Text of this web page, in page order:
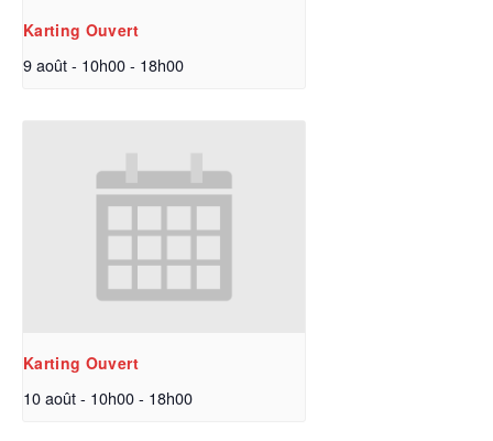
Karting Ouvert
9 août - 10h00- 18h00
Karting Ouvert
10 août - 10h00- 18h00